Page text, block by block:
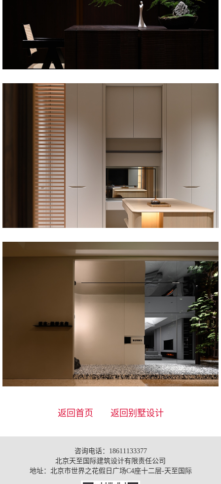
返回首页 返回别墅设计
咨询电话：18611133377
北京天至国际建筑设计有限责任公司
地址：北京市世界之花假日广场C4座十二层-天至国际